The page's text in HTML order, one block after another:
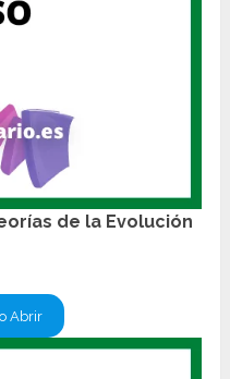
de la Evolución
Abrir